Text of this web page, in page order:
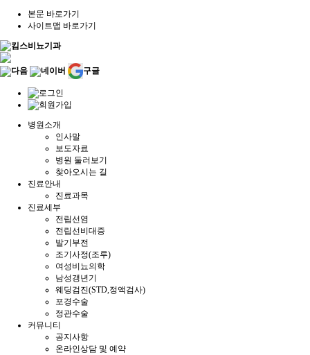
본문 바로가기
사이트맵 바로가기
다음 네이버 구글
병원소개
인사말
보도자료
병원 둘러보기
찾아오시는 길
진료안내
진료과목
진료세부
전립선염
전립선비대증
발기부전
조기사정(조루)
여성비뇨의학
남성갱년기
웨딩검진(STD,정액검사)
포경수술
정관수술
커뮤니티
공지사항
온라인상담 및 예약